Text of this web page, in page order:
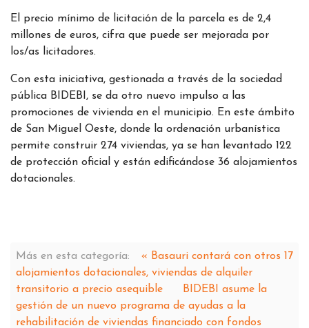
El precio mínimo de licitación de la parcela es de 2,4
millones de euros, cifra que puede ser mejorada por
los/as licitadores.
Con esta iniciativa, gestionada a través de la sociedad
pública BIDEBI, se da otro nuevo impulso a las
promociones de vivienda en el municipio. En este ámbito
de San Miguel Oeste, donde la ordenación urbanística
permite construir 274 viviendas, ya se han levantado 122
de protección oficial y están edificándose 36 alojamientos
dotacionales.
Más en esta categoría:
« Basauri contará con otros 17
alojamientos dotacionales, viviendas de alquiler
transitorio a precio asequible
BIDEBI asume la
gestión de un nuevo programa de ayudas a la
rehabilitación de viviendas financiado con fondos